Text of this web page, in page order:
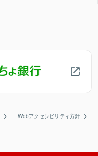
Webアクセシビリティ方針